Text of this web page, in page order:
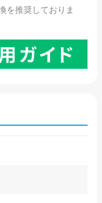
を推奨しておりま